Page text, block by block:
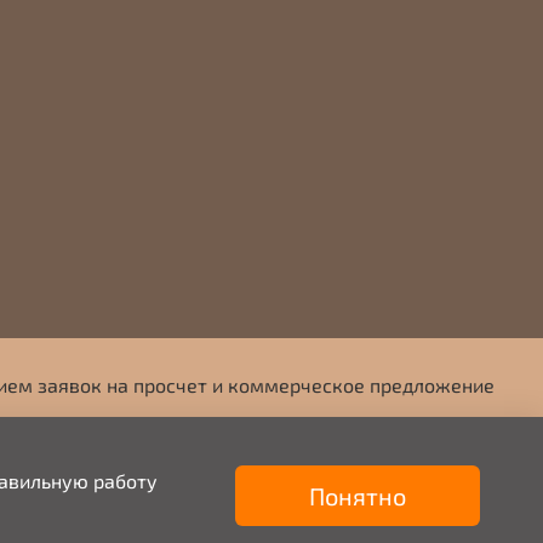
заявок на просчет и коммерческое предложение
info@mafkrasnodar.ru
работу
Понятно